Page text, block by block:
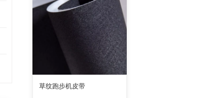
草纹跑步机皮带